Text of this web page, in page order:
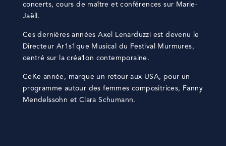
concerts, cours de maître et conférences sur Marie-
Jaëll.
Ces dernières années Axel Lenarduzzi est devenu le
Directeur Ar1s1que Musical du Festival Murmures,
centré sur la créa1on contemporaine.
CeKe année, marque un retour aux USA, pour un
programme autour des femmes compositrices, Fanny
Mendelssohn et Clara Schumann.